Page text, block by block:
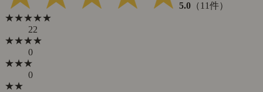
5.0 （11件）
★★★★★
22
★★★★
0
★★★
0
★★